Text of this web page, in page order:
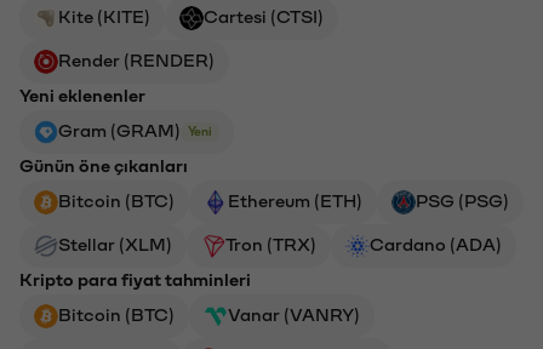
Kite (KITE) Cartesi (CTSI)
Render (RENDER)
Yeni eklenenler
Gram (GRAM)
Yeni
Günün öne çıkanları
Bitcoin (BTC)
Ethereum (ETH) PSG (PSG)
Stellar (XLM) Tron (TRX)
Cardano (ADA)
Kripto para fiyat tahminleri
Bitcoin (BTC)
Vanar (VANRY)